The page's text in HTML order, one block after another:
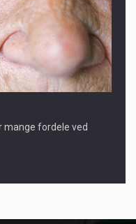
mange fordele ved